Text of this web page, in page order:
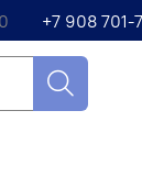
+7 908 701-